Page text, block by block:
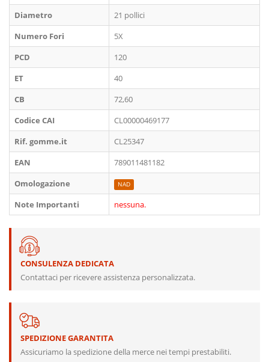
Diametro
21 pollici
Numero Fori
5X
PCD
120
ET
40
CB
72,60
Codice CAI
CL00000469177
Rif. gomme.it
CL25347
EAN
789011481182
Omologazione
NAD
Note Importanti nessuna.
CONSULENZA DEDICATA
Contattaci per ricevere assistenza personalizzata.
SPEDIZIONE GARANTITA
Assicuriamo la spedizione della merce nei tempi prestabiliti.